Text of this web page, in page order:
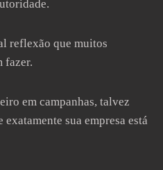
reflexão que muitos
fazer.
em campanhas, talvez
sua empresa está